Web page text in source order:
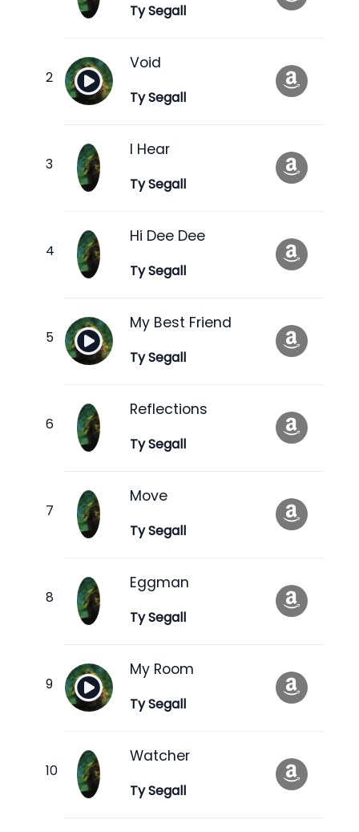
Ty Segall
Void
Ty Segall
I Hear
Ty Segall
Hi Dee Dee
Ty Segall
My Best Friend
Ty Segall
Reflections
Ty Segall
Move
Ty Segall
Eggman
Ty Segall
My Room
Ty Segall
Watcher
Ty Segall